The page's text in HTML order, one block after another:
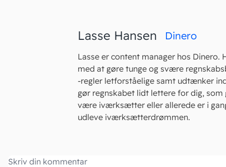
Lasse Hansen Dinero
Lasse er content manager hos Dinero.
med at gøre tunge og svære
-regler letforståelige samt udtænker
gør regnskabet lidt lettere for dig, som
være iværksætter eller allerede er i
udleve iværksætterdrømmen.
Kommentar